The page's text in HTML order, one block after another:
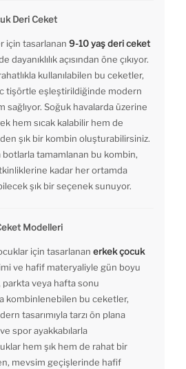
Deri Ceket
için tasarlanan 9-10 yaş deri ceket
dayanıklılık açısından öne çıkıyor.
kullanılabilen bu ceketler,
tişörtle eşleştirildiğinde modern
sağlıyor. Soğuk havalarda üzerine
hem sıcak kalabilir hem de
şık bir kombin oluşturabilirsiniz.
botlarla tamamlanan bu kombin,
kadar her ortamda
şık bir seçenek sunuyor.
Modelleri
için tasarlanan erkek çocuk
ve hafif materyaliyle gün boyu
parkta veya hafta sonu
kombinlenebilen bu ceketler,
tasarımıyla tarzı ön plana
spor ayakkabılarla
hem şık hem de rahat bir
mevsim geçişlerinde hafif